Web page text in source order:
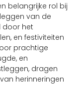
belangrijke rol bij
van de
door het
en festiviteiten
prachtige
en
dragen
herinneringen